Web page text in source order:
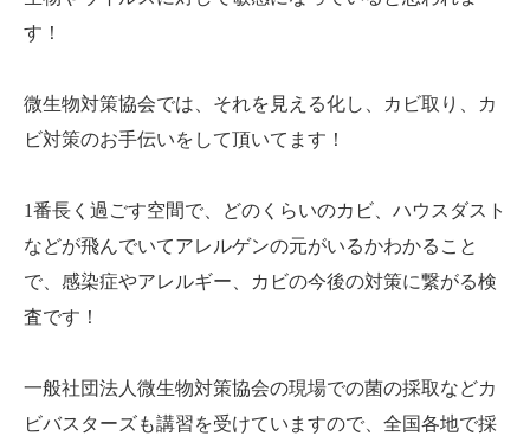
す！
微生物対策協会では、それを見える化し、カビ取り、カ
ビ対策のお手伝いをして頂いてます！
1番長く過ごす空間で、どのくらいのカビ、ハウスダスト
などが飛んでいてアレルゲンの元がいるかわかること
で、感染症やアレルギー、カビの今後の対策に繋がる検
査です！
一般社団法人微生物対策協会の現場での菌の採取などカ
ビバスターズも講習を受けていますので、全国各地で採